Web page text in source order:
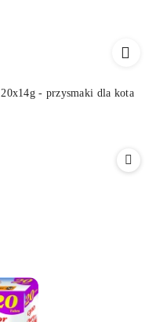
- przysmaki dla kota